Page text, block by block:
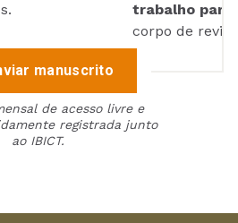
trabalho para
corpo de
manuscrito
de acesso livre e
registrada junto
ao IBICT.